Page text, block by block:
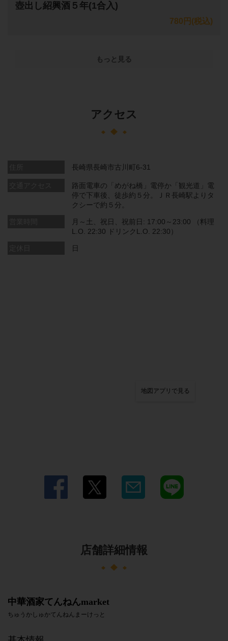
壺出し紹興酒５年(1合入)
780円 (税込)
もっと見る
アクセス
長崎県長崎市古川町6-31
路面電車の「めがね橋」電停か「観光道」電
停で下車後、徒歩約５分。ＪＲ長崎駅よりタ
クシーで約５分。
月～土、祝日、祝前日: 17:00～23:00 （料理
L.O. 22:30 ドリンクL.O. 22:30）
日
地図アプリで見る
店舗詳細情報
中華酒家てんねんmarket
ちゅうかしゅかてんねんまーけっと